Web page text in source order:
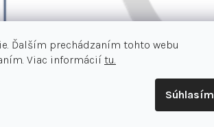
Ďalším prechádzaním tohto webu
Viac informácií tu.
Súhlasím